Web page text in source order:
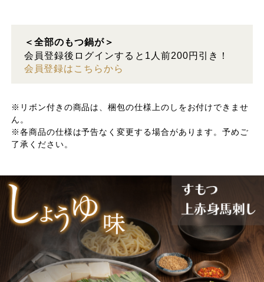
＜全部のもつ鍋が＞
会員登録後ログインすると1人前200円引き！
会員登録はこちらから
※リボン付きの商品は、梱包の仕様上のしをお付けできませ
ん。
※各商品の仕様は予告なく変更する場合があります。予めご
了承ください。